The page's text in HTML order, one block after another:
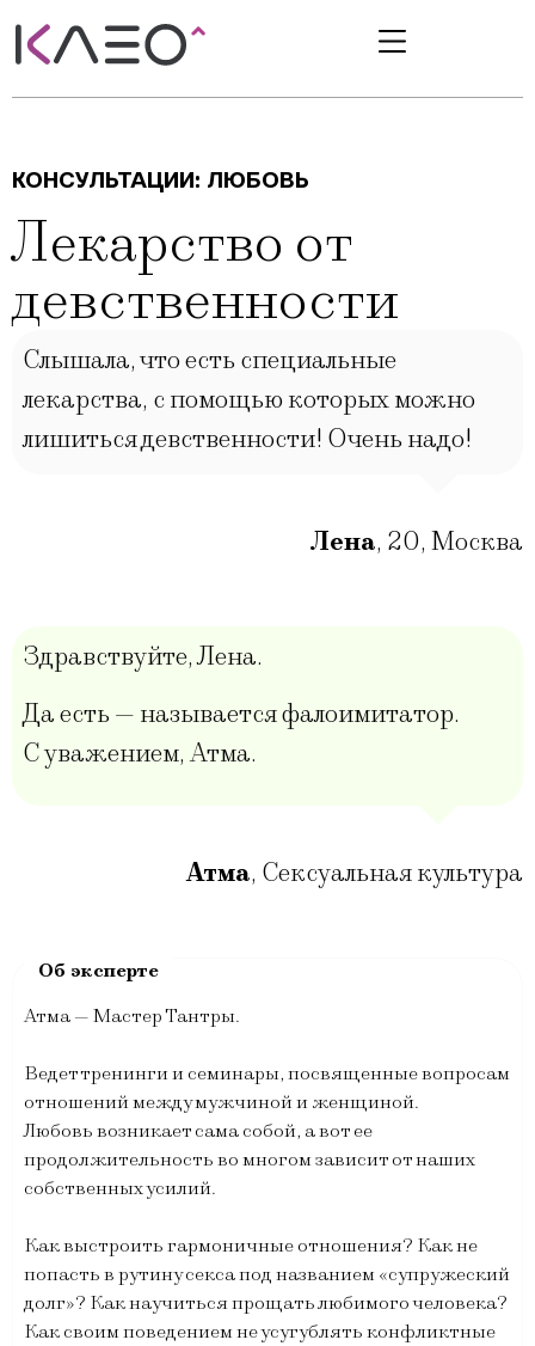
КОНСУЛЬТАЦИИ: ЛЮБОВЬ
Лекарство от
девственности
Слышала, что есть специальные
лекарства, с помощью которых можно
лишиться девственности! Очень надо!
Лена, 20, Москва
Здравствуйте, Лена.
Да есть — называется фалоимитатор.
С уважением, Атма.
Атма, Сексуальная культура
Атма — Мастер Тантры.
Ведет тренинги и семинары, посвященные вопросам
отношений между мужчиной и женщиной.
Любовь возникает сама собой, а вот ее
продолжительность во многом зависит от наших
собственных усилий.
Как выстроить гармоничные отношения? Как не
попасть в рутину секса под названием «супружеский
долг»? Как научиться прощать любимого человека?
Как своим поведением не усугублять конфликтные